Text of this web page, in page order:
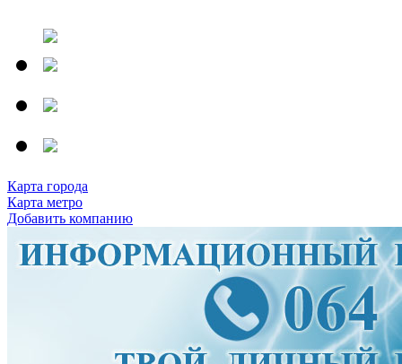
Карта города
Карта метро
Добавить компанию